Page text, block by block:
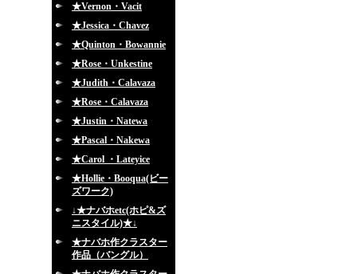
★Vernon・Vacit
★Jessica・Chavez
★Quinton・Bowannie
★Rose・Unkestine
★Judith・Calavaza
★Rose・Calavaza
★Justin・Natewa
★Pascal・Nakewa
★Carol ・Lateyice
★Hollie・Booqua(ビー
ズワーク)
↓★ナバホetc(ホピ&ズ
ニスタイル)★↓
★ナバホ作クラスター
作品（バングル）